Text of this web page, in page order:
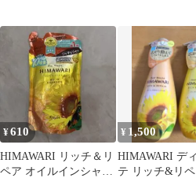
¥610
HIMAWARI リッチ＆リ
ペア オイルインシャン
¥ 1,500
HIMAWARI デ
テ リッチ&リ